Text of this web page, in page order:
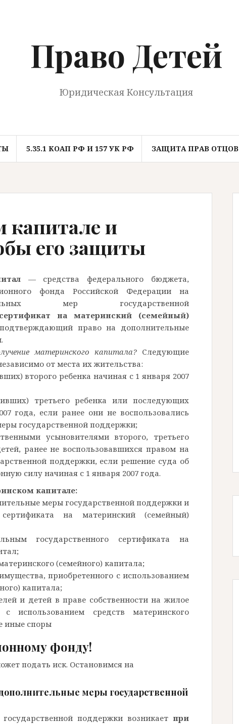
Право Детей
Юридическая Консультация
5.35.1 КОАП РФ И 157 УК РФ ЗАЩИТА ПРАВ ОТЦОВ
капитале и
его защиты
— средства федерального бюджета,
фонда Российской Федерации на
мер государственной
на материнский (семейный)
право на дополнительные
материнского капитала? Следующие
от места их жительства:
второго ребенка начиная с 1 января 2007
третьего ребенка или последующих
года, если ранее они не воспользовались
государственной поддержки;
усыновителями второго, третьего
ранее не воспользовавшихся правом на
поддержки, если решение суда об
силу начиная с 1 января 2007 года.
капитале:
меры государственной поддержки и
на материнский (семейный)
государственного сертификата на
(семейного) капитала;
приобретенного с использованием
капитала;
и детей в праве собственности на жилое
использованием средств материнского
иные споры
фонду!
подать иск. Остановимся на
меры государственной
поддержки возникает при